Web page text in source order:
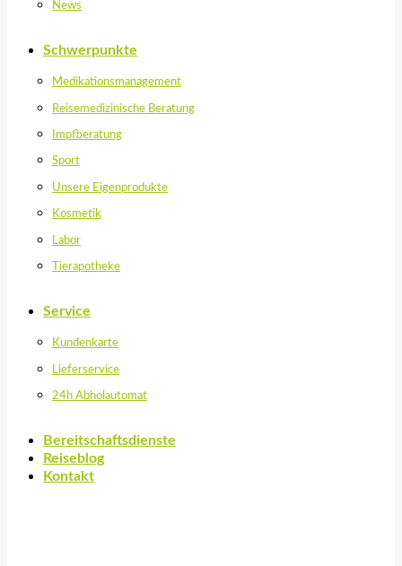
News
Schwerpunkte
Medikationsmanagement
Reisemedizinische Beratung
Impfberatung
Sport
Unsere Eigenprodukte
Kosmetik
Labor
Tierapotheke
Service
Kundenkarte
Lieferservice
24h Abholautomat
Bereitschaftsdienste
Reiseblog
Kontakt